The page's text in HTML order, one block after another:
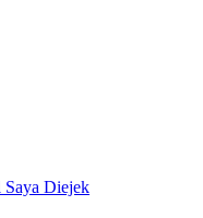
Diejek